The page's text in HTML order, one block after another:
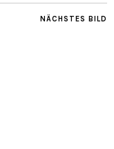
NÄCHSTES BILD